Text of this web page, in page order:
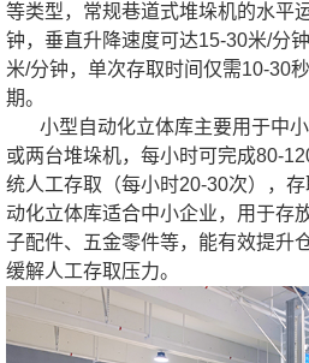
等类型，常规巷道式堆垛机的水平
钟，垂直升降速度可达15-30米/分
米/分钟，单次存取时间仅需10-30
期。
小型自动化立体库主要用于中
或两台堆垛机，每小时可完成80-
统人工存取（每小时20-30次），
动化立体库适合中小企业，用于存
子配件、五金零件等，能有效提升
缓解人工存取压力。